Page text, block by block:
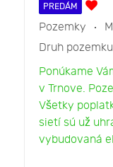
PREDÁM
Pozemky
Druh
Ponúkame
v Trnove.
Všetky
sietí sú už
vybudovaná